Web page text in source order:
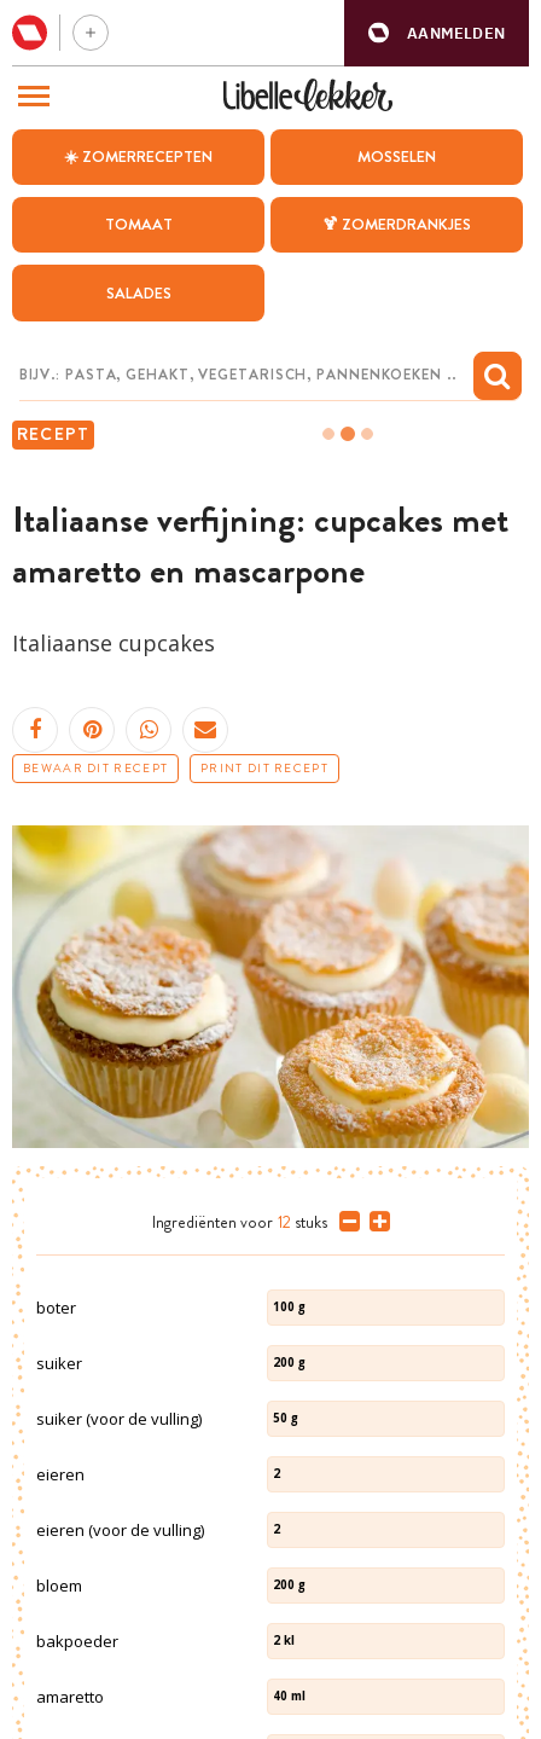
AANMELDEN
☀️ ZOMERRECEPTEN MOSSELEN
TOMAAT 🍹 ZOMERDRANKJES
SALADES
RECEPT
Italiaanse verfijning: cupcakes met
amaretto en mascarpone
Italiaanse cupcakes
BEWAAR DIT RECEPT PRINT DIT RECEPT
Ingrediënten voor 12 stuks
boter 100 g
suiker 200 g
suiker (voor de vulling) 50 g
eieren 2
eieren (voor de vulling) 2
bloem 200 g
bakpoeder 2 kl
amaretto 40 ml
BEZOEK ONZE ANDERE WEBSITES
WEEKMENU
CHAT MET MAIA
MIJN BEWAARDE RECEPTEN